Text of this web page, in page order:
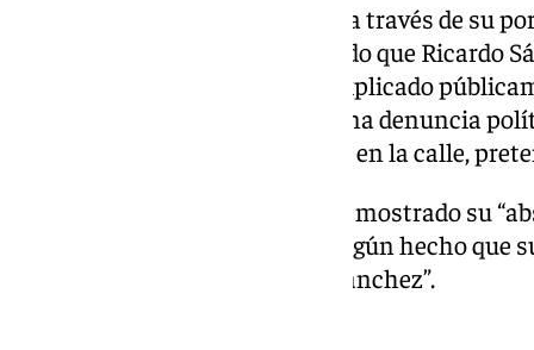
Por su parte el PP de Andalucía a través de su
mostrado tranquilos, asegurando que Ricardo
explicarle al juez lo que ya ha explicado
aseguraba que “estamos ante una denuncia
que lo que no gana en la urna ni en la calle,
El portavoz popular andaluz ha mostrado su
caso, indicando que “no hay ningún hecho
ninguno por parte de Ricardo Sánchez”.